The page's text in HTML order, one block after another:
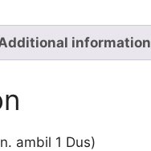
information
ambil 1 Dus)